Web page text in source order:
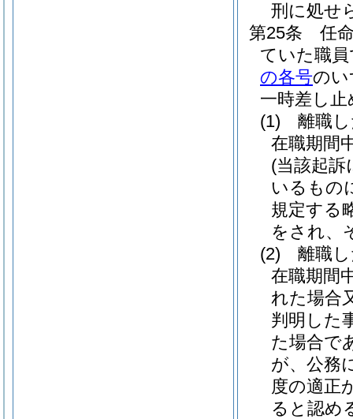
刑に処せ
第25条
任
ていた職
の各号のい
一時差し
(1)
離職
在職期間
(当該起
いるもの
規定する
をされ、
(2)
離職
在職期間
れた場合
判明した
た場合で
が、公務
度の適正
ると認め